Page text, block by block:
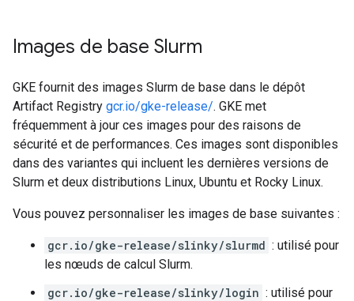
Images de base Slurm
GKE fournit des images Slurm de base dans le dépôt
Artifact Registry gcr.io/gke-release/. GKE met
fréquemment à jour ces images pour des raisons de
sécurité et de performances. Ces images sont disponibles
dans des variantes qui incluent les dernières versions de
Slurm et deux distributions Linux, Ubuntu et Rocky Linux.
Vous pouvez personnaliser les images de base suivantes :
gcr.io/gke-release/slinky/slurmd : utilisé pour
les nœuds de calcul Slurm.
gcr.io/gke-release/slinky/login : utilisé pour